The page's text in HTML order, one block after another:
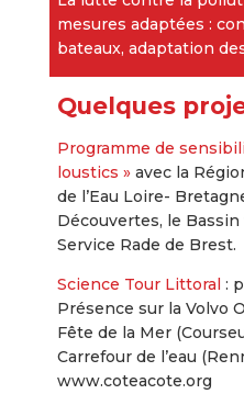
mesures adaptées :
bateaux, adaptation
Quelques
Programme de
loustics »avec la
de l’Eau Loire-
Découvertes, le Bassin
Service Rade de Brest.
Science Tour Littoral :
Présence sur la Volvo
Fête de la Mer
Carrefour de l’eau
www.coteacote.org